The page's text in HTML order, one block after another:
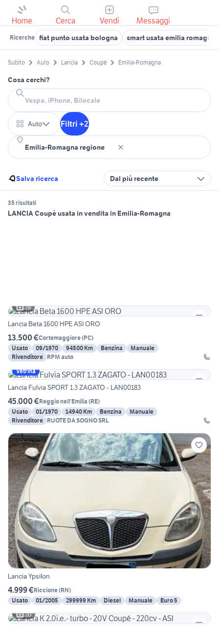
Home Cerca Vendi Messaggi
Ricerche fiat punto usata bologna smart usata emilia romagna
Subito Auto Lancia Coupé Emilia-Romagna
Cosa cerchi?
Auto Filtri +2
Salva ricerca Dal più recente
35 risultati
LANCIA Coupé usata in vendita in Emilia-Romagna
28
Lancia Beta 1600 HPE ASI ORO
13.500 €Cortemaggiore(PC)
Usato
09/1970 94500 Km Benzina
Manuale
Rivenditore RPM auto
Vetrina
Lancia Fulvia SPORT 1.3 ZAGATO - LAN00183
45.000 €Reggio nell'Emilia (RE)
Usato
01/1970 14940 Km Benzina
Manuale
Rivenditore RUOTE DA SOGNO SRL
Lancia Ypsilon
4.999 €Riccione(RN)
Usato
01/2005 299999 Km Diesel Manuale
Euro 5
20